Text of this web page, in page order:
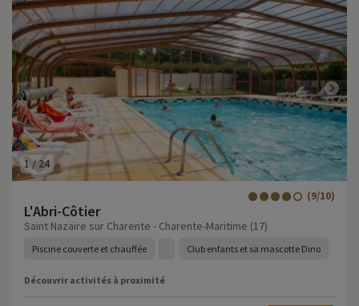
1/24
L'Abri-Côtier
(9/10)
Saint Nazaire sur Charente - Charente-Maritime (17)
Piscine couverte et chauffée Club enfants et sa mascotte Dino
Découvrir activités à proximité